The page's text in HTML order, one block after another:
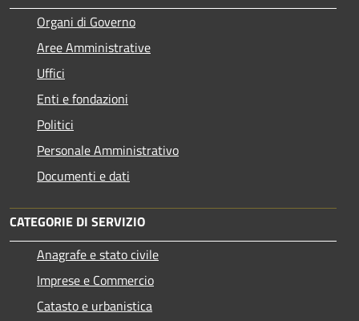
Organi di Governo
Aree Amministrative
Uffici
Enti e fondazioni
Politici
Personale Amministrativo
Documenti e dati
CATEGORIE DI SERVIZIO
Anagrafe e stato civile
Imprese e Commercio
Catasto e urbanistica